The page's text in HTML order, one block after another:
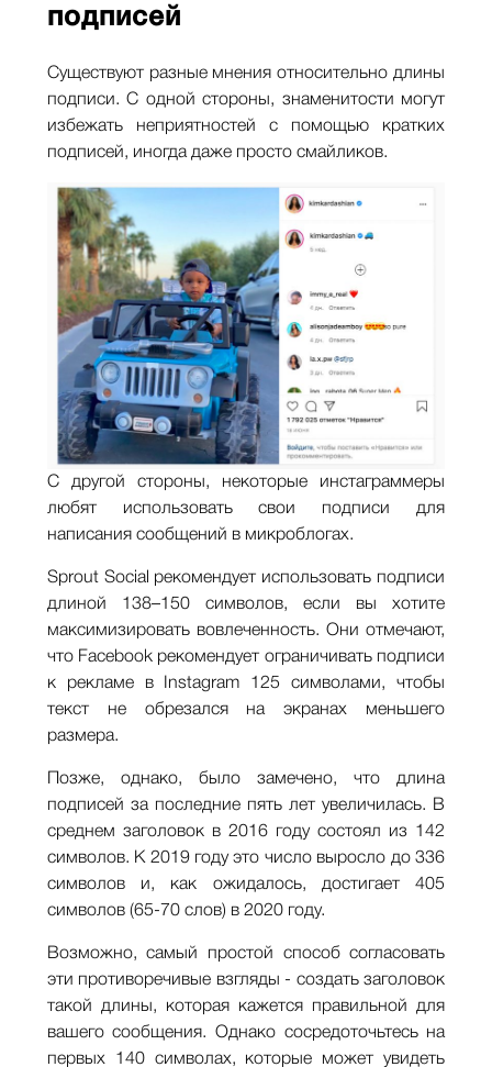
подписей
Существуют разные мнения относительно длины
подписи. С одной стороны, знаменитости могут
избежать неприятностей с помощью кратких
подписей, иногда даже просто смайликов.
С другой стороны, некоторые инстаграммеры
любят использовать свои подписи для
написания сообщений в микроблогах.
Sprout Social рекомендует использовать подписи
длиной 138–150 символов, если вы хотите
максимизировать вовлеченность. Они отмечают,
что Facebook рекомендует ограничивать подписи
к рекламе в Instagram 125 символами, чтобы
текст не обрезался на экранах меньшего
размера.
Позже, однако, было замечено, что длина
подписей за последние пять лет увеличилась. В
среднем заголовок в 2016 году состоял из 142
символов. К 2019 году это число выросло до 336
символов и, как ожидалось, достигает 405
символов (65-70 слов) в 2020 году.
Возможно, самый простой способ согласовать
эти противоречивые взгляды - создать заголовок
такой длины, которая кажется правильной для
вашего сообщения. Однако сосредоточьтесь на
первых 140 символах, которые может увидеть